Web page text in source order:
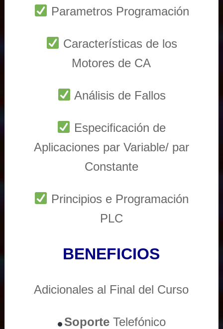
Parametros Programación
Características de los
Motores de CA
Análisis de Fallos
Especificación de
Aplicaciones par Variable/ par
Constante
Principios e Programación
PLC
BENEFICIOS
Adicionales al Final del Curso
Soporte Telefónico